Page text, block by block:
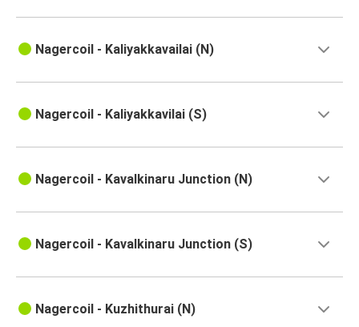
Nagercoil - Kaliyakkavailai (N)
Nagercoil - Kaliyakkavilai (S)
Nagercoil - Kavalkinaru Junction (N)
Nagercoil - Kavalkinaru Junction (S)
Nagercoil - Kuzhithurai (N)